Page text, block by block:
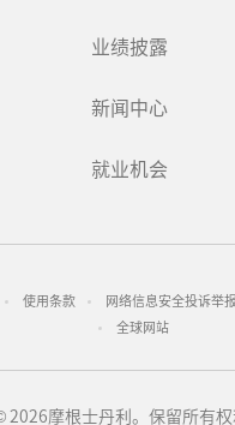
业绩披露
新闻中心
就业机会
使用条款 网络信息安全投诉举报
全球网站
2026摩根士丹利。保留所有权